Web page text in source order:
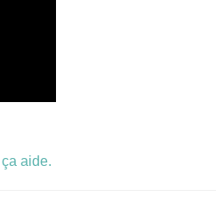
aide.